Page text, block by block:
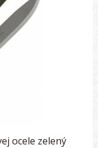
ocele zelený